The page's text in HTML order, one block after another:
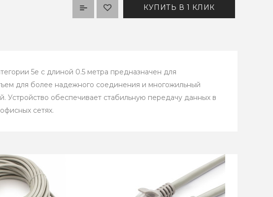
КУПИТЬ В 1 КЛИК
5e с длиной 0.5 метра предназначен для
для более надежного соединения и многожильный
Устройство обеспечивает стабильную передачу данных в
сетях.